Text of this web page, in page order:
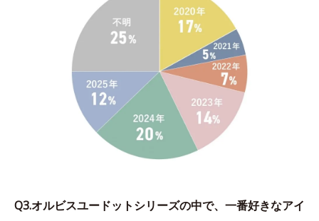
Q3.オルビスユードットシリーズの中で、一番好きなアイ